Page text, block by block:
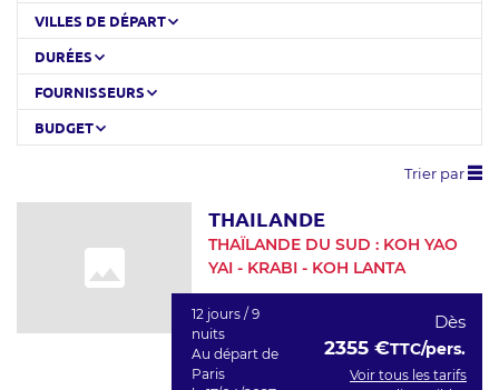
VILLES DE DÉPART
DURÉES
FOURNISSEURS
BUDGET
Trier par
THAILANDE
THAÏLANDE DU SUD : KOH YAO
YAI - KRABI - KOH LANTA
12 jours / 9
nuits
Au départ de
Paris
Dès
2355 €TTC/pers.
Voir tous les tarifs